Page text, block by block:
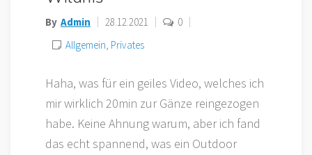
By Admin 28.12.2021
0
Allgemein, Privates
Haha, was für ein geiles Video, welches ich
mir wirklich 20min zur Gänze reingezogen
habe. Keine Ahnung warum, aber ich fand
das echt spannend, was ein Outdoor